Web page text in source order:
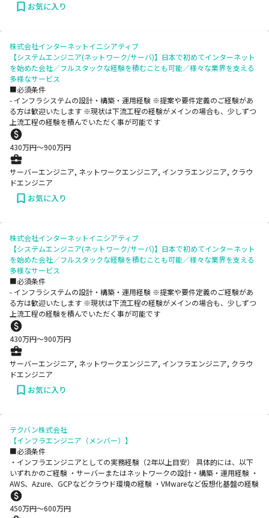
お気に入り
株式会社インターネットイニシアティブ
【システムエンジニア(ネットワーク/サーバ)】日本で初めてインターネット
を始めた会社／フルスタックな経験を積むことも可能／様々な業界を支える
多様なサービス
■必須条件
- インフラシステムの設計・構築・運用経験 ※提案や要件定義のご経験があ
る方は歓迎いたします ※現状は下流工程の経験がメインの場合も、少しずつ
上流工程の経験を積んでいただく事が可能です
430万円〜900万円
サーバーエンジニア, ネットワークエンジニア, インフラエンジニア, クラウ
ドエンジニア
お気に入り
株式会社インターネットイニシアティブ
【システムエンジニア(ネットワーク/サーバ)】日本で初めてインターネット
を始めた会社／フルスタックな経験を積むことも可能／様々な業界を支える
多様なサービス
■必須条件
- インフラシステムの設計・構築・運用経験 ※提案や要件定義のご経験があ
る方は歓迎いたします ※現状は下流工程の経験がメインの場合も、少しずつ
上流工程の経験を積んでいただく事が可能です
430万円〜900万円
サーバーエンジニア, ネットワークエンジニア, インフラエンジニア, クラウ
ドエンジニア
お気に入り
テクバン株式会社
【インフラエンジニア（メンバー）】
■必須条件
・インフラエンジニアとしての実務経験（2年以上目安） 具体的には、以下
いずれかのご経験 ・サーバーまたはネットワークの設計・構築・運用経験 ・
AWS、Azure、GCPなどクラウド環境の経験 ・VMwareなど仮想化基盤の経験
450万円〜600万円